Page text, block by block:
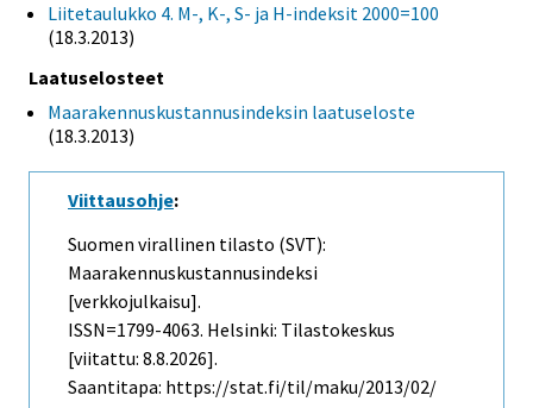
Liitetaulukko 4. M-, K-, S- ja H-indeksit 2000=100
(18.3.2013)
Laatuselosteet
Maarakennuskustannusindeksin laatuseloste
(18.3.2013)
Viittausohje:
Suomen virallinen tilasto (SVT):
Maarakennuskustannusindeksi
[verkkojulkaisu].
ISSN=1799-4063. Helsinki: Tilastokeskus
[viitattu: 8.8.2026].
Saantitapa: https://stat.fi/til/maku/2013/02/